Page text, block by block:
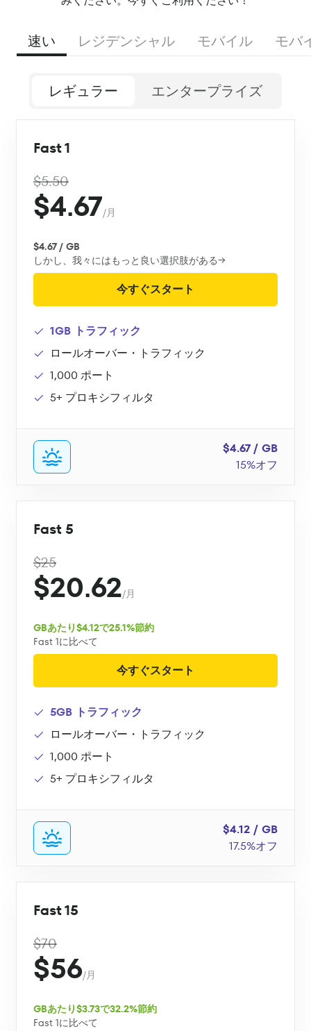
速い レジデンシャル モバイル モバ
レギュラー エンタープライズ
Fast 1
$5.50
$4.67/月
$4.67 / GB
しかし、我々にはもっと良い選択肢がある→
今すぐスタート
1GB トラフィック
ロールオーバー・トラフィック
1,000 ポート
5+ プロキシフィルタ
$4.67 / GB
15%オフ
Fast 5
$25
$20.62/月
GBあたり$4.12で25.1%節約
Fast 1に比べて
今すぐスタート
5GB トラフィック
ロールオーバー・トラフィック
1,000 ポート
5+ プロキシフィルタ
$4.12 / GB
17.5%オフ
Fast 15
$70
$56/月
GBあたり$3.73で32.2%節約
Fast 1に比べて